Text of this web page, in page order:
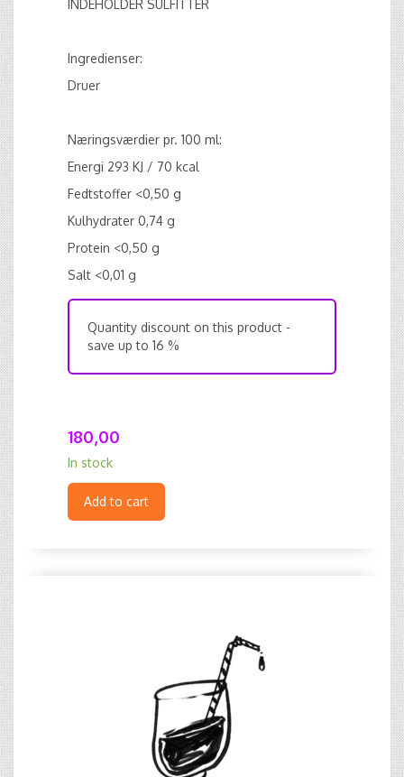
INDEHOLDER SULFITTER
Ingredienser:
Druer
Næringsværdier pr. 100 ml:
Energi 293 KJ / 70 kcal
Fedtstoffer <0,50 g
Kulhydrater 0,74 g
Protein <0,50 g
Salt <0,01 g
Quantity discount on this product -
save up to 16 %
180,00
In stock
Add to cart